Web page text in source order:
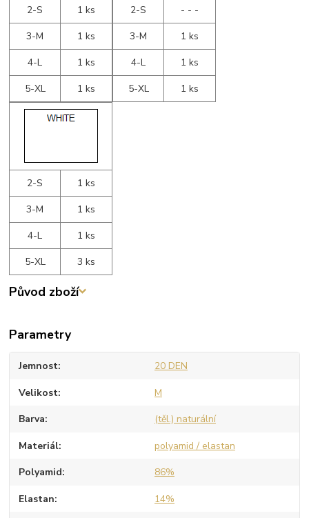
2-S
1 ks
3-M
1 ks
4-L
1 ks
5-XL
1 ks
2-S
- - -
3-M
1 ks
4-L
1 ks
5-XL
1 ks
2-S
1 ks
3-M
1 ks
4-L
1 ks
5-XL
3 ks
Původ zboží
Parametry
Jemnost 20 DEN
Velikost M
Barva (těl.) naturální
Materiál polyamid / elastan
Polyamid 86%
Elastan 14%